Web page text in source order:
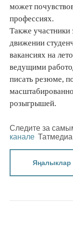
может
профессиях.
Также участники
движении
вакансиях на
ведущими
писать резюме,
розыгрышей.
Следите за
канале Татмедиа
Яңалыклар